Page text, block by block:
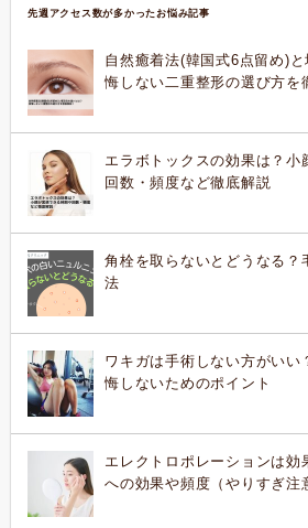
先週アクセス数が多かったお悩み記事
自然癒着法(韓国式6点留め)
悔しない二重整形の選び方を
エラボトックスの効果は？小
回数・頻度など徹底解説
角栓を取らないとどうなる？
法
ワキガは手術しない方がいい
悔しないためのポイント
エレクトロポレーションは効
への効果や頻度（やりすぎ注